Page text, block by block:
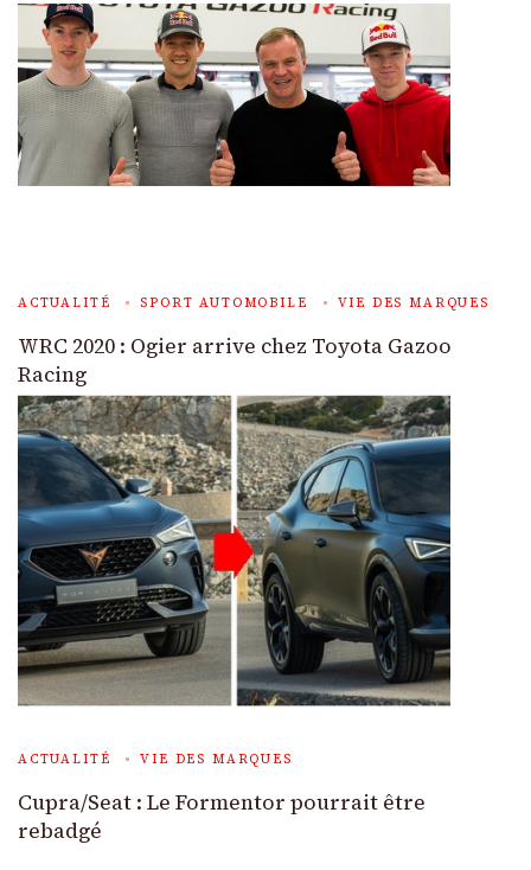
ACTUALITÉ SPORT AUTOMOBILE VIE DES MARQUES
WRC 2020 : Ogier arrive chez Toyota Gazoo
Racing
ACTUALITÉ VIE DES MARQUES
Cupra/Seat : Le Formentor pourrait être
rebadgé